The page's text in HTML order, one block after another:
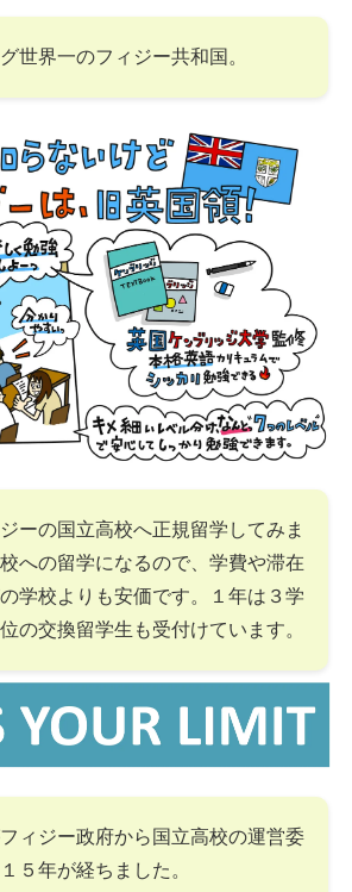
世界一のフィジー共和国。
ーの国立高校へ正規留学してみま
への留学になるので、学費や滞在
学校よりも安価です。１年は３学
の交換留学生も受付けています。
ィジー政府から国立高校の運営委
５年が経ちました。